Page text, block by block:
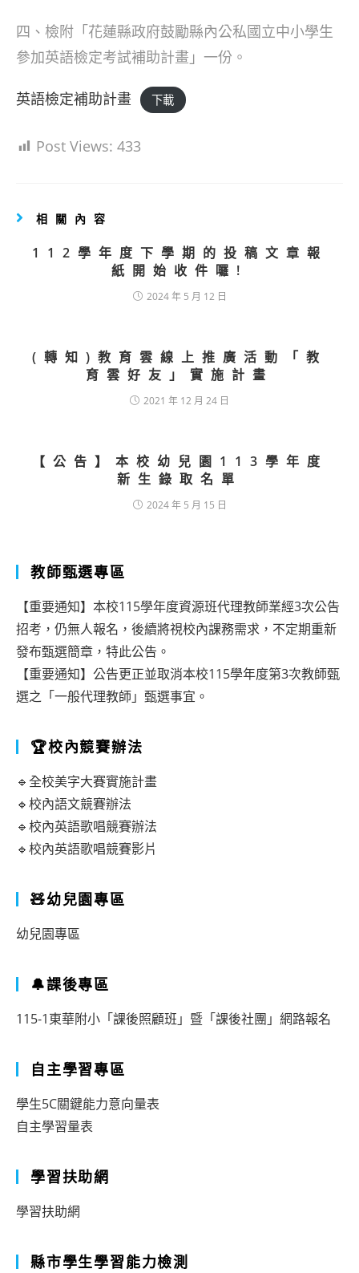
四、檢附「花蓮縣政府鼓勵縣內公私國立中小學生
參加英語檢定考試補助計畫」一份。
英語檢定補助計畫 下載
Post Views: 433
相關內容
112學年度下學期的投稿文章報
紙開始收件囉!
2024 年 5 月 12 日
(轉知)教育雲線上推廣活動「教
育雲好友」實施計畫
2021 年 12 月 24 日
【公告】本校幼兒園113學年度
新生錄取名單
2024 年 5 月 15 日
教師甄選專區
【重要通知】本校115學年度資源班代理教師業經3次公告
招考，仍無人報名，後續將視校內課務需求，不定期重新
發布甄選簡章，特此公告。
【重要通知】公告更正並取消本校115學年度第3次教師甄
選之「一般代理教師」甄選事宜。
🏆校內競賽辦法
🔹全校美字大賽實施計畫
🔹校內語文競賽辦法
🔹校內英語歌唱競賽辦法
🔹校內英語歌唱競賽影片
🧸幼兒園專區
幼兒園專區
🔔課後專區
115-1東華附小「課後照顧班」暨「課後社團」網路報名
自主學習專區
學生5C關鍵能力意向量表
自主學習量表
學習扶助網
學習扶助網
縣市學生學習能力檢測